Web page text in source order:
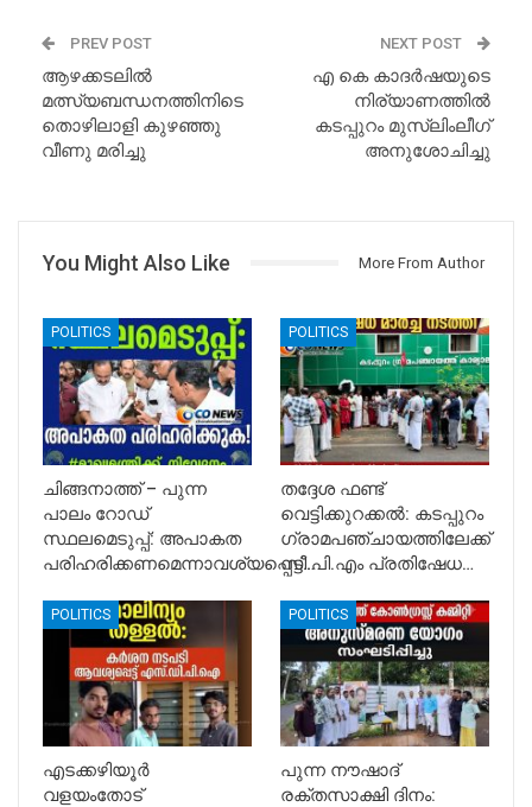
PREV POST
ആഴക്കടലിൽ
മത്സ്യബന്ധനത്തിനിടെ
തൊഴിലാളി കുഴഞ്ഞു
വീണു മരിച്ചു
NEXT POST
എ കെ കാദർഷയുടെ
നിര്യാണത്തിൽ
കടപ്പുറം മുസ്ലിംലീഗ്
അനുശോചിച്ചു
You Might Also Like More From Author
POLITICS
ചിങ്ങനാത്ത് – പുന്ന
പാലം റോഡ്
സ്ഥലമെടുപ്പ്: അപാകത
പരിഹരിക്കണമെന്നാവശ്യപ്പെട്ട്…
POLITICS
തദ്ദേശ ഫണ്ട്
വെട്ടിക്കുറക്കൽ: കടപ്പുറം
ഗ്രാമപഞ്ചായത്തിലേക്ക്
സി.പി.എം പ്രതിഷേധ…
POLITICS
എടക്കഴിയൂർ
വളയംതോട്
POLITICS
പുന്ന നൗഷാദ്
രക്തസാക്ഷി ദിനം: